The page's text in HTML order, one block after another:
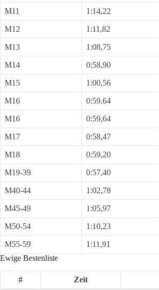
M11 1:14,22
M12 1:11,82
M13 1:08,75
M14 0:58,90
M15 1:00,56
M16 0:59,64
M16 0:59,64
M17 0:58,47
M18 0:59,20
M19-39 0:57,40
M40-44 1:02,78
M45-49 1:05,97
M50-54 1:10,23
M55-59 1:11,91
Ewige Bestenliste
# Zeit